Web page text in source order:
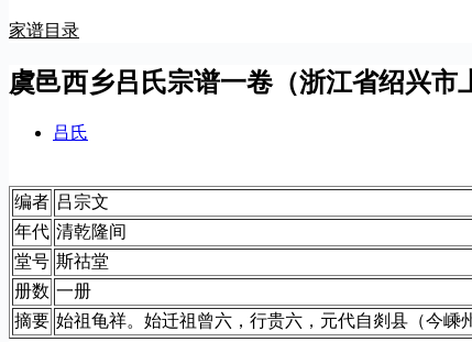
家谱目录
虞邑西乡吕氏宗谱一卷（浙江省绍兴市
吕氏
编者 吕宗文
年代 清乾隆间
堂号 斯祜堂
册数 一册
摘要 始祖龟祥。始迁祖曾六，行贵六，元代自剡县（今嵊